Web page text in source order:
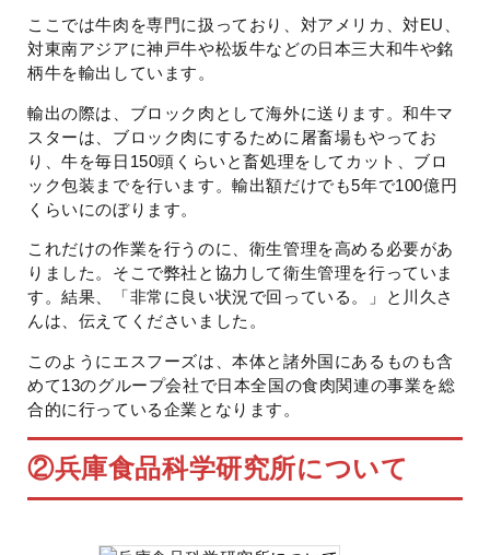
ここでは牛肉を専門に扱っており、対アメリカ、対EU、
対東南アジアに神戸牛や松坂牛などの日本三大和牛や銘
柄牛を輸出しています。
輸出の際は、ブロック肉として海外に送ります。和牛マ
スターは、ブロック肉にするために屠畜場もやってお
り、牛を毎日150頭くらいと畜処理をしてカット、ブロ
ック包装までを行います。輸出額だけでも5年で100億円
くらいにのぼります。
これだけの作業を行うのに、衛生管理を高める必要があ
りました。そこで弊社と協力して衛生管理を行っていま
す。結果、「非常に良い状況で回っている。」と川久さ
んは、伝えてくださいました。
このようにエスフーズは、本体と諸外国にあるものも含
めて13のグループ会社で日本全国の食肉関連の事業を総
合的に行っている企業となります。
②兵庫食品科学研究所について